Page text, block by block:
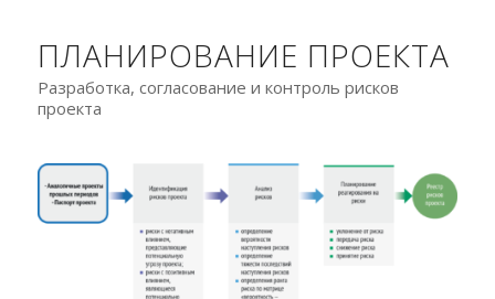
ПЛАНИРОВАНИЕ ПРОЕКТА
Разработка, согласование и контроль рисков
проекта